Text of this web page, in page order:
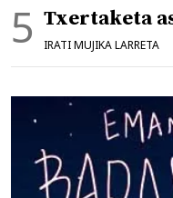
Txertaketa
IRATI MUJIKA LARRETA